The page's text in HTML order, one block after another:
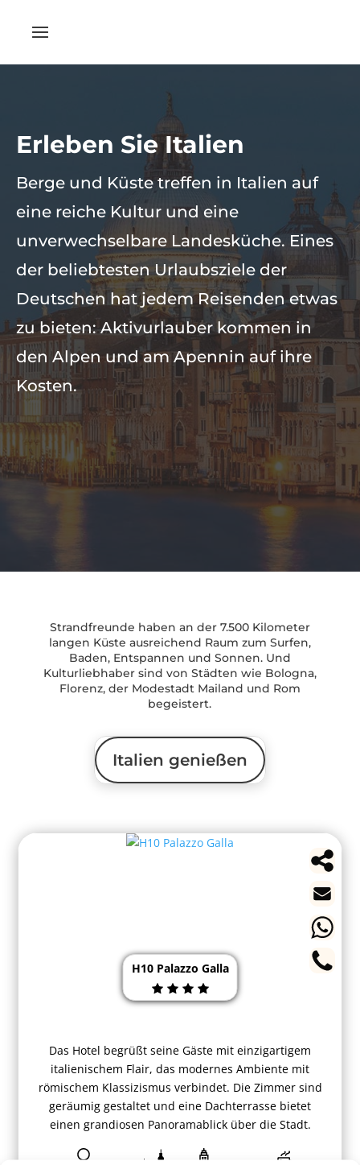
Erleben Sie Italien
Berge und Küste treffen in Italien auf
eine reiche Kultur und eine
unverwechselbare Landesküche. Eines
der beliebtesten Urlaubsziele der
Deutschen hat jedem Reisenden etwas
zu bieten: Aktivurlauber kommen in
den Alpen und am Apennin auf ihre
Kosten.
Strandfreunde haben an der 7.500 Kilometer
langen Küste ausreichend Raum zum Surfen,
Baden, Entspannen und Sonnen. Und
Kulturliebhaber sind von Städten wie Bologna,
Florenz, der Modestadt Mailand und Rom
begeistert.
Italien genießen
H10 Palazzo Galla
Das Hotel begrüßt seine Gäste mit einzigartigem
italienischem Flair, das modernes Ambiente mit
römischem Klassizismus verbindet. Die Zimmer sind
geräumig gestaltet und eine Dachterrasse bietet
einen grandiosen Panoramablick über die Stadt.